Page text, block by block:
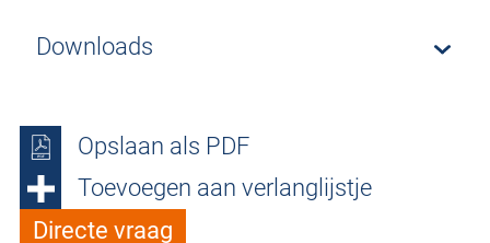
Downloads
Opslaan als PDF
Toevoegen aan verlanglijstje
Directe vraag